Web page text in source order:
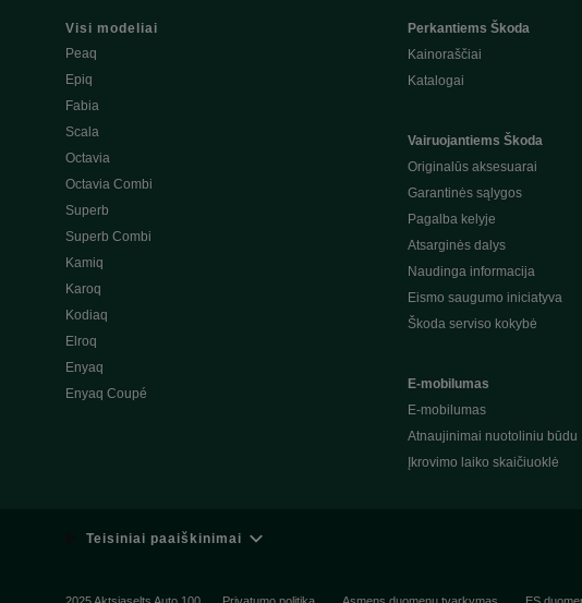
Visi modeliai
Peaq
Epiq
Fabia
Scala
Octavia
Octavia Combi
Superb
Superb Combi
Kamiq
Karoq
Kodiaq
Elroq
Enyaq
Enyaq Coupé
Perkantiems Škoda
Kainoraščiai
Katalogai
Vairuojantiems Škoda
Originalūs aksesuarai
Garantinės sąlygos
Pagalba kelyje
Atsarginės dalys
Naudinga informacija
Eismo saugumo iniciatyva
Škoda serviso kokybė
E-mobilumas
E-mobilumas
Atnaujinimai nuotoliniu būdu
Įkrovimo laiko skaičiuoklė
Teisiniai paaiškinimai